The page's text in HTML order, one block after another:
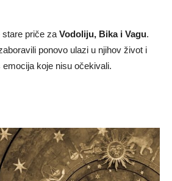
stare priče za Vodoliju, Bika i Vagu.
ponovo ulazi u njihov život i
koje nisu očekivali.